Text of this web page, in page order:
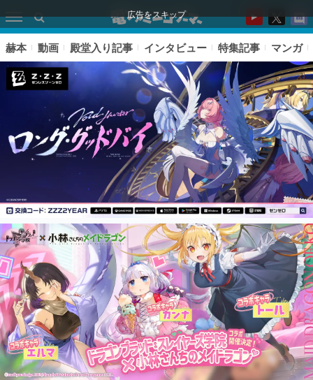
広告をスキップ
ピックアップ
電ファミのいま読まれている記事ランキング
アプリセール情報
インタビュー
連載・特集一覧
赫本 動画 殿堂入り記事 インタビュー 特集記事 マンガ